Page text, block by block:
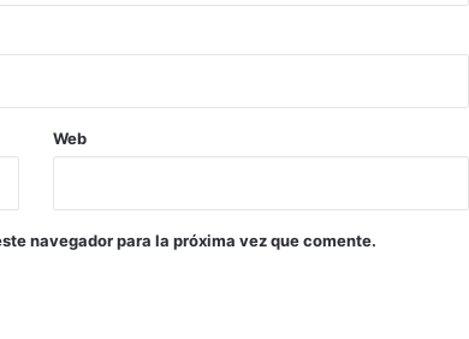
Web
navegador para la próxima vez que comente.